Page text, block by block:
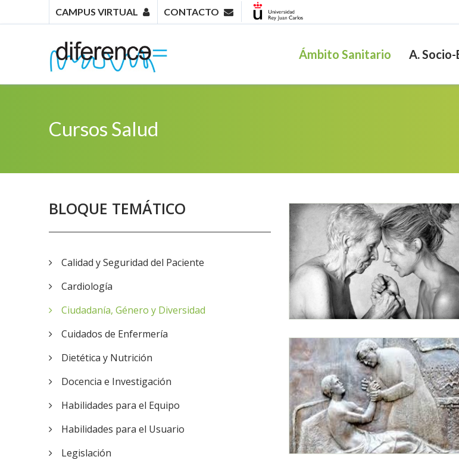
CAMPUS VIRTUAL CONTACTO
Ámbito Sanitario A.
Cursos Salud
BLOQUE TEMÁTICO
Calidad y Seguridad del Paciente
Cardiología
Ciudadanía, Género y Diversidad
Cuidados de Enfermería
Dietética y Nutrición
Docencia e Investigación
Habilidades para el Equipo
Habilidades para el Usuario
Legislación